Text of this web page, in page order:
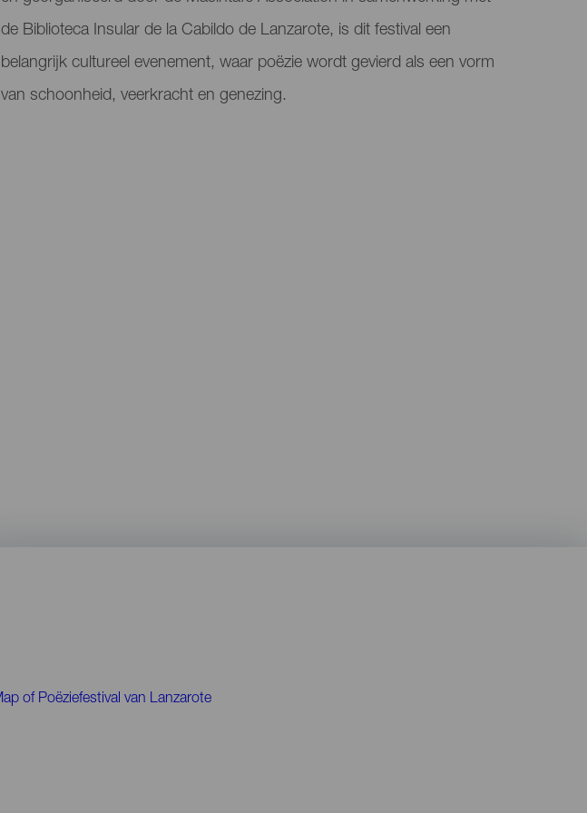
de Biblioteca Insular de la Cabildo de Lanzarote, is dit festival een
belangrijk cultureel evenement, waar poëzie wordt gevierd als een vorm
van schoonheid, veerkracht en genezing.